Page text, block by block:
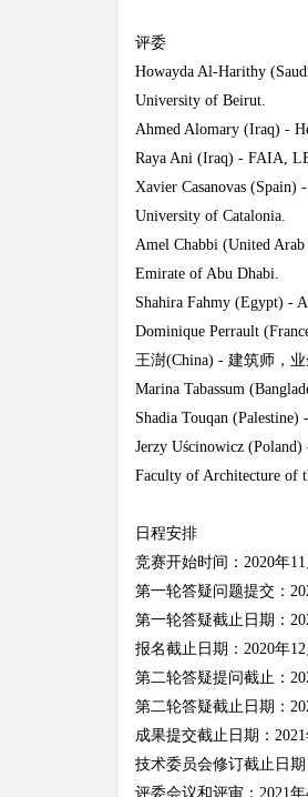
评委
Howayda Al-Harithy
University of Beirut.
Ahmed Alomary (Iraq) -
Raya Ani (Iraq) - FAIA,
Xavier Casanovas (Spain)
University of Catalonia.
Amel Chabbi (United
Emirate of Abu Dhabi.
Shahira Fahmy (Egypt) -
Dominique Perrault
王澍(China) - 建筑师，
Marina Tabassum
Shadia Touqan
Jerzy Uścinowicz
Faculty of Architecture of
日程安排
竞赛开始时间：2020年11
第一轮答疑问题提交：
第一轮答疑截止日期：
报名截止日期：2020年12
第二轮答疑提问截止：
第二轮答疑截止日期：
成果提交截止日期：2021
技术委员会修订截止日期
评委会议和评审：2021年